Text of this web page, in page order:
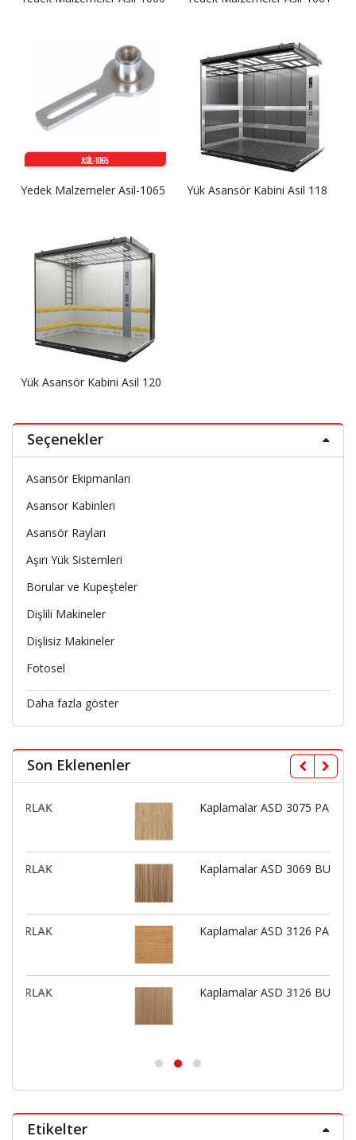
Yedek Malzemeler Asil-1065 Yük Asansör Kabini Asil 118
Yük Asansör Kabini Asil 120
Seçenekler
Asansör Ekipmanları
Asansor Kabinleri
Asansör Rayları
Aşırı Yük Sistemleri
Borular ve Kupeşteler
Dişlili Makineler
Dişlisiz Makineler
Fotosel
Daha fazla göster
Son Eklenenler
Kaplamalar ASD 3075 PARLAK
Kaplamalar ASD 3069 BUTE
Kaplamalar ASD 3126 PARLAK
Kaplamalar ASD 3126 BUTE
Etikelter